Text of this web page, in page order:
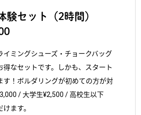
験セット（2時間）
イミングシューズ・チョークバッグ
得なセットです。しかも、スタート
す！ボルダリングが初めての方が対
/ 大学生¥2,500 / 高校生以下
ます。